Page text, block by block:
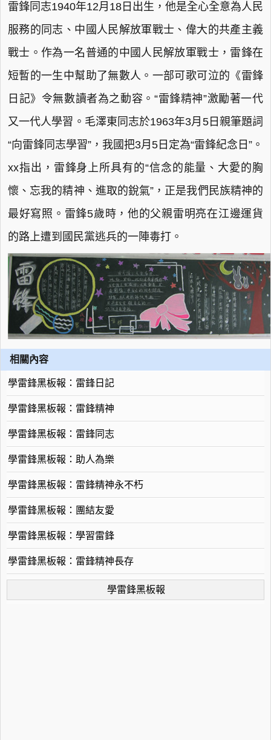
雷鋒同志1940年12月18日出生，他是全心全意為人民
服務的同志、中國人民解放軍戰士、偉大的共產主義
戰士。作為一名普通的中國人民解放軍戰士，雷鋒在
短暫的一生中幫助了無數人。一部可歌可泣的《雷鋒
日記》令無數讀者為之動容。“雷鋒精神”激勵著一代
又一代人學習。毛澤東同志於1963年3月5日親筆題詞
“向雷鋒同志學習”，我國把3月5日定為“雷鋒紀念日”。
xx指出，雷鋒身上所具有的“信念的能量、大愛的胸
懷、忘我的精神、進取的銳氣”，正是我們民族精神的
最好寫照。雷鋒5歲時，他的父親雷明亮在江邊運貨
的路上遭到國民黨逃兵的一陣毒打。
相關內容
學雷鋒黑板報：雷鋒日記
學雷鋒黑板報：雷鋒精神
學雷鋒黑板報：雷鋒同志
學雷鋒黑板報：助人為樂
學雷鋒黑板報：雷鋒精神永不朽
學雷鋒黑板報：團結友愛
學雷鋒黑板報：學習雷鋒
學雷鋒黑板報：雷鋒精神長存
學雷鋒黑板報